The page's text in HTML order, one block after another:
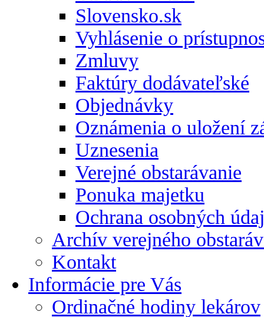
Slovensko.sk
Vyhlásenie o
Zmluvy
Faktúry dodávateľské
Objednávky
Oznámenia o uložení
Uznesenia
Verejné obstarávanie
Ponuka majetku
Ochrana osobných
Archív verejného
Kontakt
Informácie pre Vás
Ordinačné hodiny lekárov